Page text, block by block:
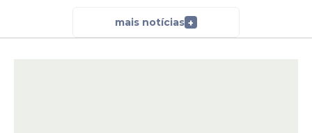
mais notícias +